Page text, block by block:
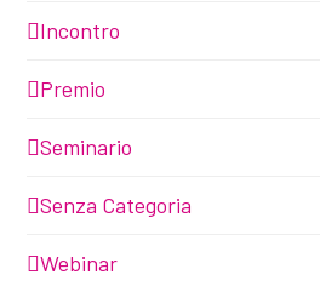
Incontro
Premio
Seminario
Senza Categoria
Webinar